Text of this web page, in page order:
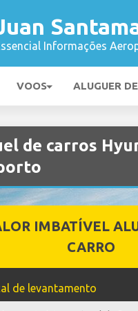
Informações
VOOS ALUGUER
de carros
IMBATÍVEL
CARRO
de levantamento